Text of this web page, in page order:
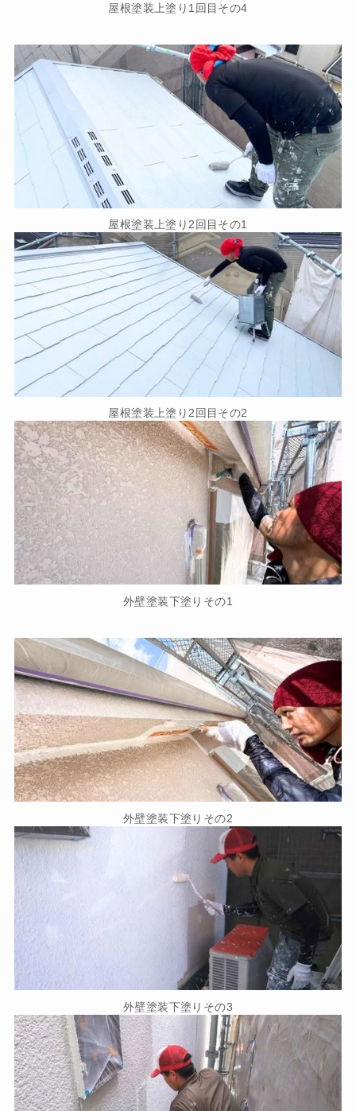
屋根塗装上塗り1回目その4
屋根塗装上塗り2回目その1
屋根塗装上塗り2回目その2
外壁塗装下塗りその1
外壁塗装下塗りその2
外壁塗装下塗りその3